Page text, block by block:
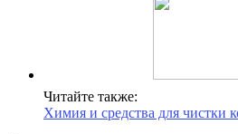
Читайте также:
Химия и средства для чистки